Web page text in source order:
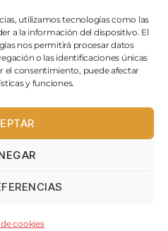
utilizamos tecnologías como las
a la información del dispositivo. El
nos permitirá procesar datos
o las identificaciones únicas
el consentimiento, puede afectar
y funciones.
cookies